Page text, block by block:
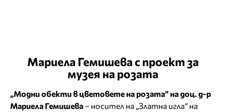
Мариела Гемишева с проект за
музея на розата
„Модни обекти в цветовете на розата” на доц. д-р
Мариела Гемишева – носител на „Златна игла“ на